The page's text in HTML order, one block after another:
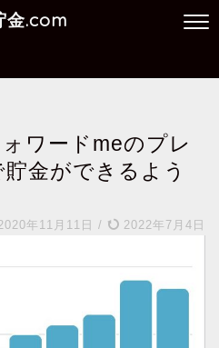
金.com
ォワードmeのプレ
金ができるよう
年11月11日 / 2022年7月4日